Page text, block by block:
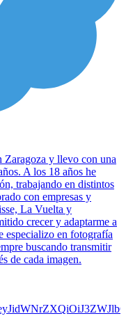
y llevo con una
A los 18 años he
trabajando en distintos
con empresas y
La Vuelta y
crecer y adaptarme a
especializo en fotografía
buscando transmitir
de cada imagen.